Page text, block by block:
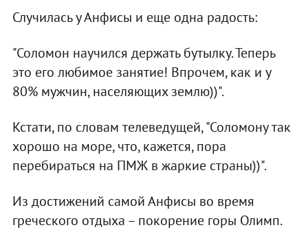
Случилась у Анфисы и еще одна радость:
"Соломон научился держать бутылку. Теперь
это его любимое занятие! Впрочем, как и у
80% мужчин, населяющих землю))".
Кстати, по словам телеведущей, "Соломону так
хорошо на море, что, кажется, пора
перебираться на ПМЖ в жаркие cтраны))".
Из достижений самой Анфисы во время
греческого отдыха – покорение горы Олимп.